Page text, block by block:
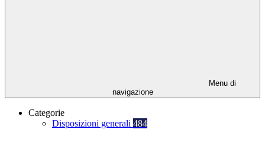
Menu di
navigazione
Categorie
Disposizioni generali 484